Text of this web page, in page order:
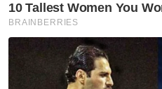
Artikel Berkaitan:
Polis tumpaskan sindiket
RM1.35 juta di Kuching
69 kertas siasatan Op
Kertas siasatan kes ahli